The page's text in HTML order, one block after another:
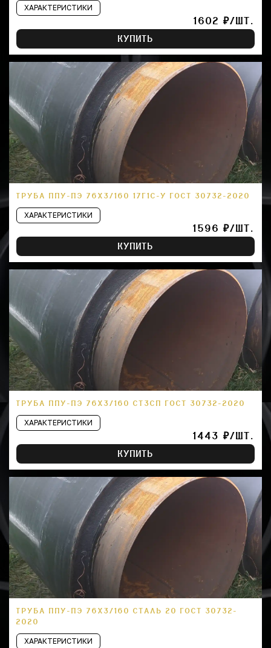
ХАРАКТЕРИСТИКИ
1602 ₽/ШТ.
КУПИТЬ
ТРУБА ППУ-ПЭ 76Х3/160 17Г1С-У ГОСТ 30732-2020
ХАРАКТЕРИСТИКИ
1596 ₽/ШТ.
КУПИТЬ
ТРУБА ППУ-ПЭ 76Х3/160 СТ3СП ГОСТ 30732-2020
ХАРАКТЕРИСТИКИ
1443 ₽/ШТ.
КУПИТЬ
ТРУБА ППУ-ПЭ 76Х3/160 СТАЛЬ 20 ГОСТ 30732-
2020
ХАРАКТЕРИСТИКИ